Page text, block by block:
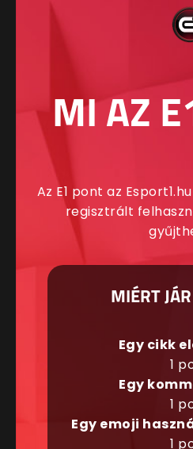
MI AZ
Az E1 pont az
regisztrált
MIÉRT
Egy cikk
1
Egy
1
Egy emoji
1